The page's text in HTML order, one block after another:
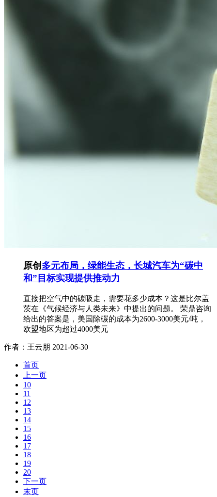
原创 多元布局，绿能生态，长城汽车为“碳中
和”目标实现提供推动力
直接把空气中的碳吸走，需要花多少成本？这是比尔盖
茨在《气候经济与人类未来》中提出的问题。 荣鼎咨询
给出的答案是，美国除碳的成本为2600-3000美元/吨，
欧盟地区为超过4000美元
作者：王云朋 2021-06-30
首页
上一页
10
11
12
13
14
15
16
17
18
19
20
下一页
末页